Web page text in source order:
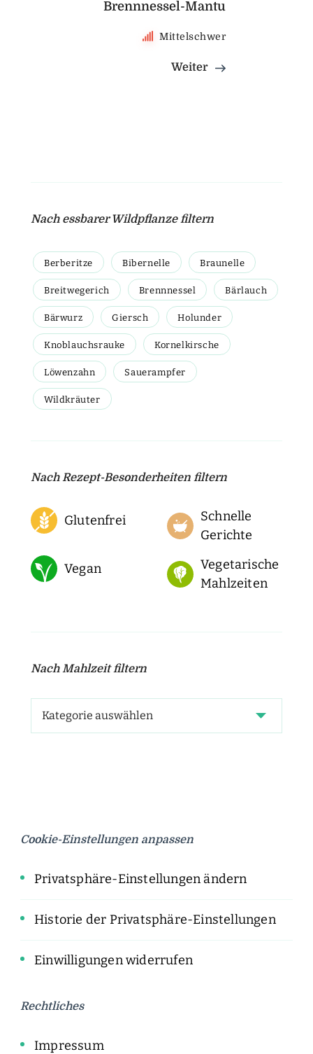
Brennnessel-Mantu
Mittelschwer
Weiter
Nach essbarer Wildpflanze filtern
Berberitze Bibernelle Braunelle
Breitwegerich Brennnessel Bärlauch
Bärwurz Giersch Holunder
Knoblauchsrauke Kornelkirsche
Löwenzahn Sauerampfer
Wildkräuter
Nach Rezept-Besonderheiten filtern
Glutenfrei
Schnelle
Gerichte
Vegan
Vegetarische
Mahlzeiten
Nach Mahlzeit filtern
Cookie-Einstellungen anpassen
Privatsphäre-Einstellungen ändern
Historie der Privatsphäre-Einstellungen
Einwilligungen widerrufen
Rechtliches
Impressum